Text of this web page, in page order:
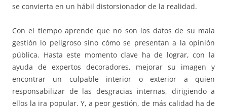
se convierta en un hábil distorsionador de la realidad.
Con el tiempo aprende que no son los datos de su mala
gestión lo peligroso sino cómo se presentan a la opinión
pública. Hasta este momento clave ha de lograr, con la
ayuda de expertos decoradores, mejorar su imagen y
encontrar un culpable interior o exterior a quien
responsabilizar de las desgracias internas, dirigiendo a
ellos la ira popular. Y, a peor gestión, de más calidad ha de